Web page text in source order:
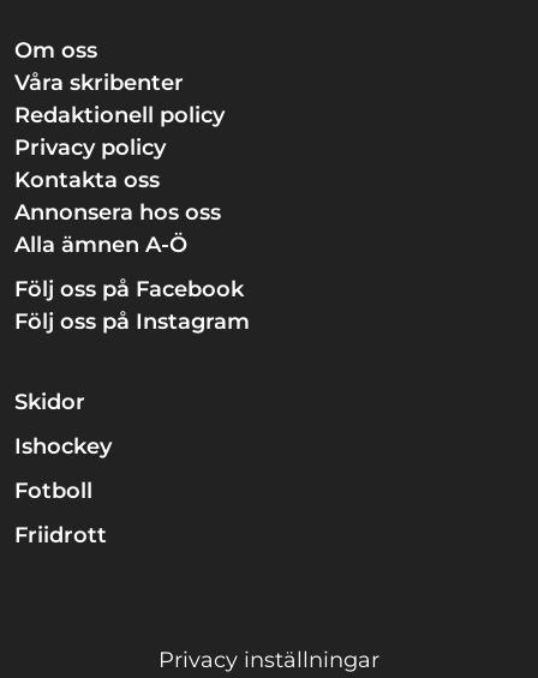
Om oss
Våra skribenter
Redaktionell policy
Privacy policy
Kontakta oss
Annonsera hos oss
Alla ämnen A-Ö
Följ oss på Facebook
Följ oss på Instagram
Skidor
Ishockey
Fotboll
Friidrott
Privacy inställningar